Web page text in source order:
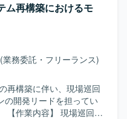
ム再構築におけるモ
(業務委託・フリーランス)
再構築に伴い、現場巡回
の開発リードを担ってい